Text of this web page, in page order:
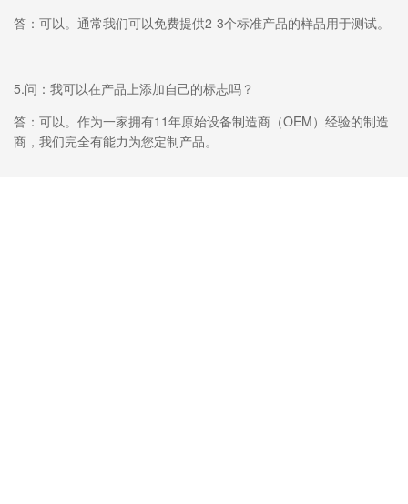
答：可以。通常我们可以免费提供2-3个标准产品的样品用于测试。
5.问：我可以在产品上添加自己的标志吗？
答：可以。作为一家拥有11年原始设备制造商（OEM）经验的制造
商，我们完全有能力为您定制产品。